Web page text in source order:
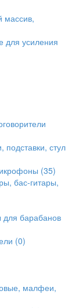
массив,
для усиления
стул
(35)
бас-гитары,
для барабанов
(0)
малфеи,